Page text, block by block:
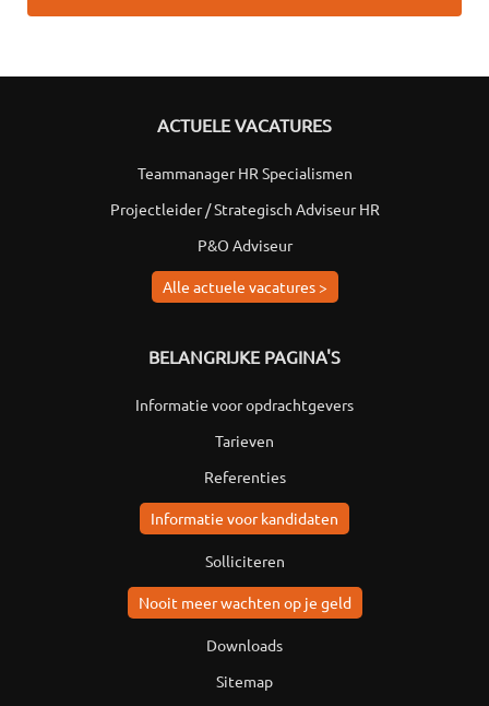
ACTUELE VACATURES
Teammanager HR Specialismen
Projectleider / Strategisch Adviseur HR
P&O Adviseur
Alle actuele vacatures >
BELANGRIJKE PAGINA'S
Informatie voor opdrachtgevers
Tarieven
Referenties
Informatie voor kandidaten
Solliciteren
Nooit meer wachten op je geld
Downloads
Sitemap